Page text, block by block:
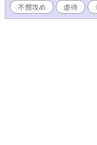
を待ち受けていたのは
た…。 幸薄攻めΩ×勝
注意ください。 少し
不憫攻め
虐待